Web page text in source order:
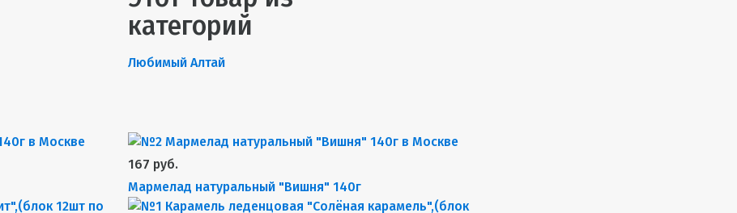
категорий
Любимый Алтай
167 руб.
Мармелад натуральный "Вишня" 140г